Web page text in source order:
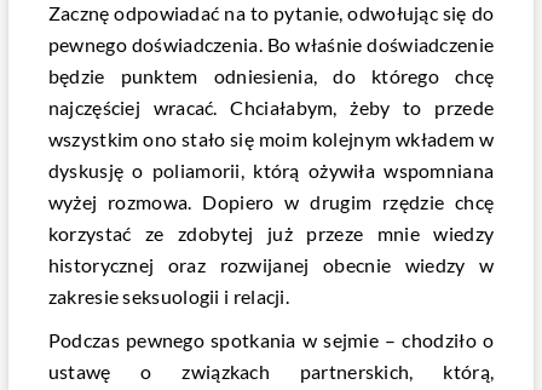
Zacznę odpowiadać na to pytanie, odwołując się do
pewnego doświadczenia. Bo właśnie doświadczenie
będzie punktem odniesienia, do którego chcę
najczęściej wracać. Chciałabym, żeby to przede
wszystkim ono stało się moim kolejnym wkładem w
dyskusję o poliamorii, którą ożywiła wspomniana
wyżej rozmowa. Dopiero w drugim rzędzie chcę
korzystać ze zdobytej już przeze mnie wiedzy
historycznej oraz rozwijanej obecnie wiedzy w
zakresie seksuologii i relacji.
Podczas pewnego spotkania w sejmie – chodziło o
ustawę o związkach partnerskich, którą,